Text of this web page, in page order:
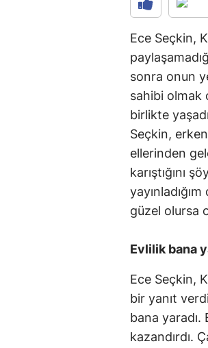
Ece Seçkin,
sonra onun
sahibi olmak
birlikte
Seçkin,
ellerinden
karıştığını
güzel olursa
Evlilik bana
Ece Seçkin,
bir yanıt
bana yaradı.
kazandırdı.